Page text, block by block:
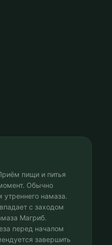
пищи и питья
Обычно
намаза.
с заходом
Магриб.
перед началом
завершить